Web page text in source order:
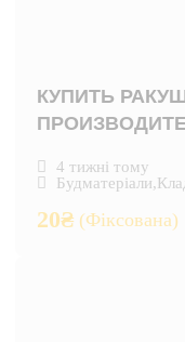
КУПИТЬ
4 тижні тому
Будматеріали,
20₴ (Фіксована)